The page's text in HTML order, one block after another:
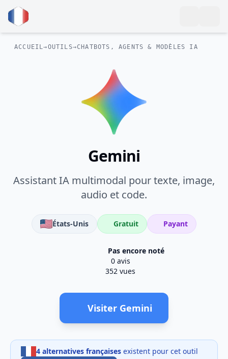
ACCUEIL→OUTILS→CHATBOTS, AGENTS & MODÈLES IA
Gemini
Assistant IA multimodal pour texte, image,
audio et code.
États-Unis Gratuit Payant
Pas encore noté
0 avis
352 vues
Visiter Gemini
4 alternatives françaises existent pour cet outil